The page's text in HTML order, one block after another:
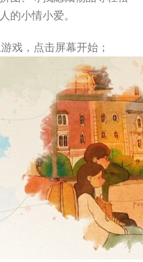
的小情小爱。
戏，点击屏幕开始；